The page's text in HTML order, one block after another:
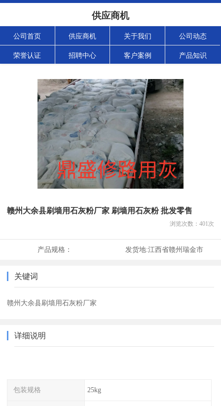
供应商机
公司首页 供应商机 关于我们 公司动态
荣誉认证 招聘中心 客户案例 产品知识
赣州大余县刷墙用石灰粉厂家 刷墙用石灰粉 批发零售
浏览次数： 401次
产品规格： 发货地:江西省赣州瑞金市
关键词
赣州大余县刷墙用石灰粉厂家
详细说明
包装规格 25kg